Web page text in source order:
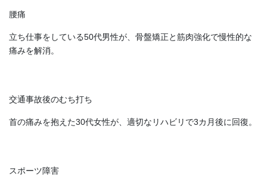
腰痛
立ち仕事をしている50代男性が、骨盤矯正と筋肉強化で慢性的な
痛みを解消。
交通事故後のむち打ち
首の痛みを抱えた30代女性が、適切なリハビリで3カ月後に回復。
スポーツ障害